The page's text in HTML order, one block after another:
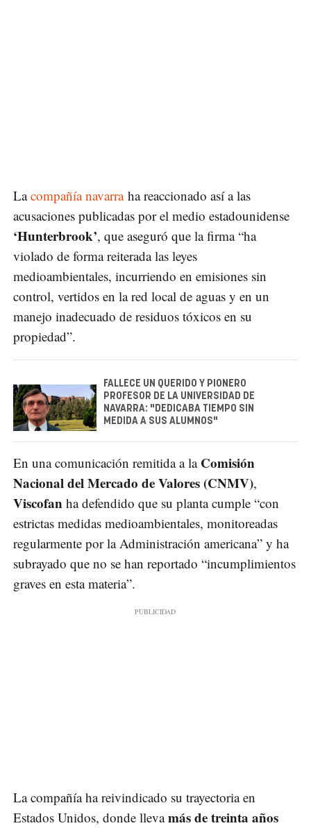
Lacompañía navarraha reaccionado así a las
acusaciones publicadas por el medio estadounidense
‘Hunterbrook’, que aseguró que la firma “ha
violado de forma reiterada las leyes
medioambientales, incurriendo en emisiones sin
control, vertidos en la red local de aguas y en un
manejo inadecuado de residuos tóxicos en su
propiedad”.
FALLECE UN QUERIDO Y PIONERO
PROFESOR DE LA UNIVERSIDAD DE
NAVARRA: "DEDICABA TIEMPO SIN
MEDIDA A SUS ALUMNOS"
En una comunicación remitida a la Comisión
Nacional del Mercado de Valores (CNMV),
Viscofan ha defendido que su planta cumple “con
estrictas medidas medioambientales, monitoreadas
regularmente por la Administración americana” y ha
subrayado que no se han reportado “incumplimientos
graves en esta materia”.
La compañía ha reivindicado su trayectoria en
Estados Unidos, donde llevamás de treinta años